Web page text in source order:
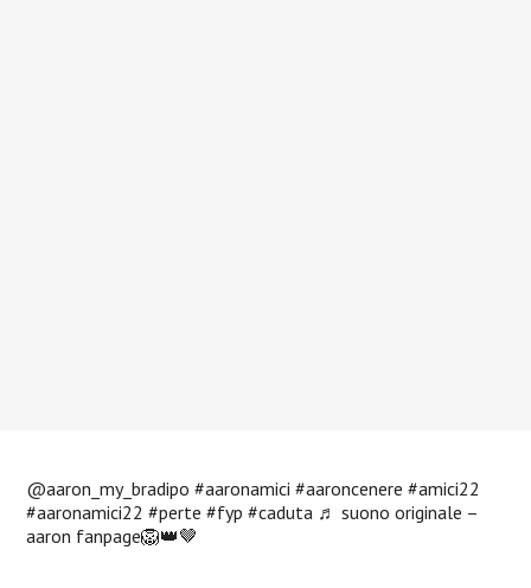
@aaron_my_bradipo #aaronamici #aaroncenere #amici22
#aaronamici22 #perte #fyp #caduta ♬ suono originale –
aaron fanpage🦁👑🤎